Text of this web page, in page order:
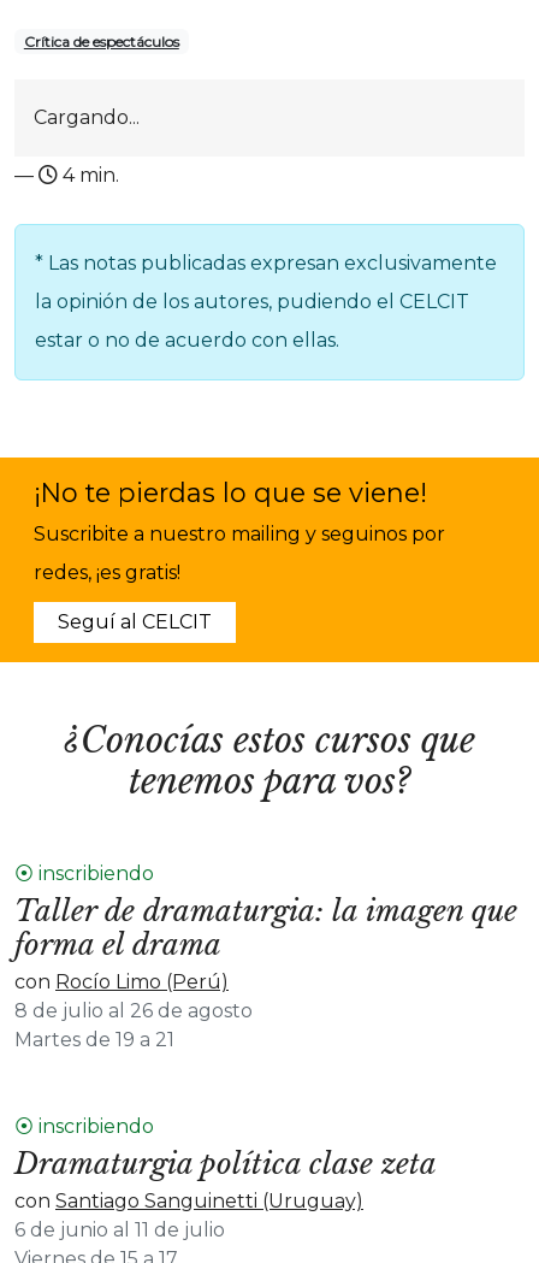
Crítica de espectáculos
Cargando...
— 4 min.
* Las notas publicadas expresan exclusivamente
la opinión de los autores, pudiendo el CELCIT
estar o no de acuerdo con ellas.
¡No te pierdas lo que se viene!
Suscribite a nuestro mailing y seguinos por
redes, ¡es gratis!
Seguí al CELCIT
¿Conocías estos cursos que
tenemos para vos?
⦿ inscribiendo
Taller de dramaturgia: la imagen que
forma el drama
con Rocío Limo (Perú)
8 de julio al 26 de agosto
Martes de 19 a 21
⦿ inscribiendo
Dramaturgia política clase zeta
con Santiago Sanguinetti (Uruguay)
6 de junio al 11 de julio
Viernes de 15 a 17